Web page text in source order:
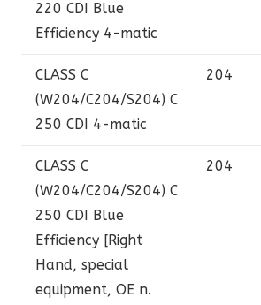
220 CDI Blue
Efficiency 4-matic
CLASS C
(W204/C204/S204) C
250 CDI 4-matic
204
CLASS C
(W204/C204/S204) C
250 CDI Blue
Efficiency [Right
Hand, special
equipment, OE n.
204